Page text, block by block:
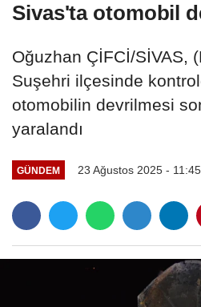
Sivas'ta otomobil
Oğuzhan ÇİFCİ/SİVAS,
Suşehri ilçesinde
otomobilin devrilmesi
yaralandı
GÜNDEM 23 Ağustos 2025 - 11:45